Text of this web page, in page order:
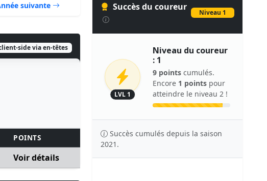
suivante
side via en-têtes
POINTS
Voir détails
Succès du coureur
Niveau 1
LVL 1
Niveau du coureur
: 1
9 points cumulés.
Encore 1 points pour
atteindre le niveau 2 !
Succès cumulés depuis la saison
2021.